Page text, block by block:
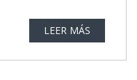
LEER MÁS